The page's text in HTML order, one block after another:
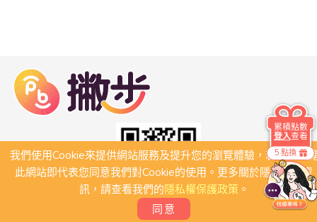
我們使用Cookie來提供網站服務及提升您的瀏覽體驗，若繼續瀏
此網站即代表您同意我們對Cookie的使用。更多關於隱私保護資
訊，請查看我們的隱私權保護政策。
同意
5 點換
累積點數
登入查看